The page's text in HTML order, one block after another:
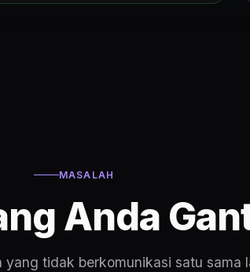
MASALAH
Anda
tidak berkomunikasi satu sama